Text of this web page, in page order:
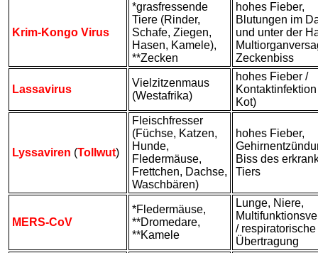
Krim-Kongo Virus
*grasfressende
Tiere (Rinder,
Schafe, Ziegen,
Hasen, Kamele),
**Zecken
hohes Fieber,
Blutungen im
und unter der
Zeckenbiss
Lassavirus
Vielzitzenmaus
(Westafrika)
hohes Fieber /
Kot)
Lyssaviren (Tollwut)
Fleischfresser
(Füchse, Katzen,
Hunde,
Fledermäuse,
Frettchen, Dachse,
Waschbären)
hohes Fieber,
Biss des
Tiers
MERS-CoV
*Fledermäuse,
**Dromedare,
**Kamele
Lunge, Niere,
/ respiratorische
Übertragung